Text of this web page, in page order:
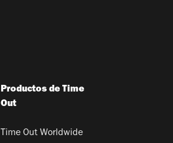
Productos de Time
Out
Time Out Worldwide